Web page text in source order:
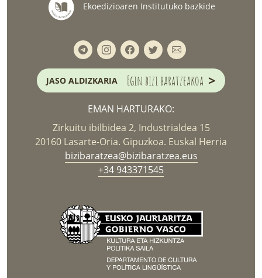
Ekoedizioaren Institutuko bazkide
JASO ALDIZKARIA Egin bizi baratzeakoa >
EMAN HARTURAKO:
Zirkuitu ibilbidea 2, Industrialdea 15
20160 Lasarte-Oria. Gipuzkoa. Euskal Herria
bizibaratzea@bizibaratzea.eus
+34 943371545